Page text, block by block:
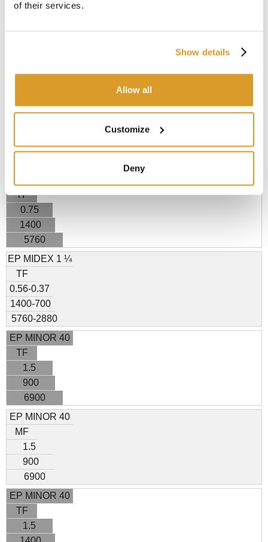
of their services.
Show details
Allow all
Customize
Deny
1620
TF
900
TF
0.75
1400
5760
EP MIDEX 1 ¼
TF
0.56-0.37
1400-700
5760-2880
EP MINOR 40
TF
1.5
900
6900
EP MINOR 40
MF
1.5
900
6900
EP MINOR 40
TF
1.5